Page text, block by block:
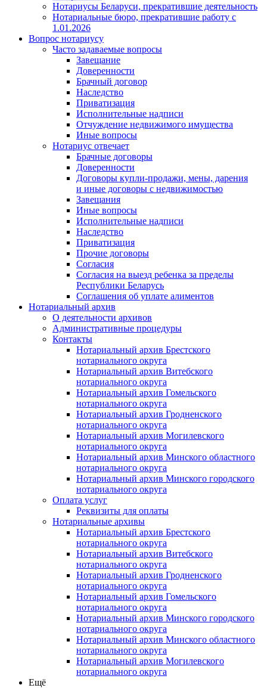
Нотариусы Беларуси, прекратившие деятельность
Нотариальные бюро, прекратившие работу с
1.01.2026
Вопрос нотариусу
Часто задаваемые вопросы
Завещание
Доверенности
Брачный договор
Наследство
Приватизация
Исполнительные надписи
Отчуждение недвижимого имущества
Иные вопросы
Нотариус отвечает
Брачные договоры
Доверенности
Договоры купли-продажи, мены, дарения
и иные договоры с недвижимостью
Завещания
Иные вопросы
Исполнительные надписи
Наследство
Приватизация
Прочие договоры
Согласия
Согласия на выезд ребенка за пределы
Республики Беларусь
Соглашения об уплате алиментов
Нотариальный архив
О деятельности архивов
Административные процедуры
Контакты
Нотариальный архив Брестского
нотариального округа
Нотариальный архив Витебского
нотариального округа
Нотариальный архив Гомельского
нотариального округа
Нотариальный архив Гродненского
нотариального округа
Нотариальный архив Могилевского
нотариального округа
Нотариальный архив Минского областного
нотариального округа
Нотариальный архив Минского городского
нотариального округа
Оплата услуг
Реквизиты для оплаты
Нотариальные архивы
Нотариальный архив Брестского
нотариального округа
Нотариальный архив Витебского
нотариального округа
Нотариальный архив Гродненского
нотариального округа
Нотариальный архив Гомельского
нотариального округа
Нотариальный архив Минского городского
нотариального округа
Нотариальный архив Минского областного
нотариального округа
Нотариальный архив Могилевского
нотариального округа
Ещё